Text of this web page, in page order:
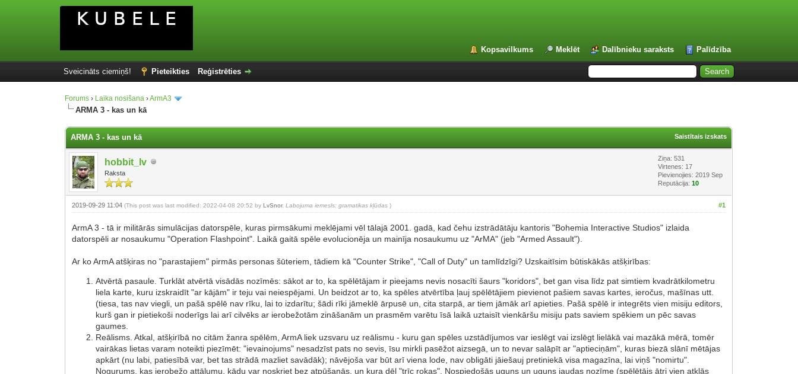
Kopsavilkums Meklēt Dalībnieku saraksts Palīdzība
Sveicināts ciemiņš! Pieteikties Reģistrēties
Forums › Laika nosišana ›ArmA3
ARMA 3 - kas un kā
Saistītais izskats
ARMA 3 - kas un kā
hobbit_lv
Raksta
Ziņa: 531
Virtenes: 17
Pievienojies: 2019 Sep
Reputācija:10
#1
2019-09-29 11:04(This post was last modified: 2022-04-08 20:52 byLvSnor. Labojuma iemesls: gramatikas kļūdas )
ArmA 3 - tā ir militārās simulācijas datorspēle, kuras pirmsākumi meklējami vēl tālajā 2001. gadā, kad čehu izstrādātāju kantoris "Bohemia Interactive Studios" izlaida
datorspēli ar nosaukumu "Operation Flashpoint". Laikā gaitā spēle evolucionēja un mainīja nosaukumu uz "ArMA" (jeb "Armed Assault").
Ar ko ArmA atšķiras no "parastajiem" pirmās personas šūteriem, tādiem kā "Counter Strike", "Call of Duty" un tamlīdzīgi? Uzskaitīsim būtiskākās atšķirības:
Atvērtā pasaule. Turklāt atvērtā visādās nozīmēs: sākot ar to, ka spēlētājam ir pieejams nevis nosacīti šaurs "koridors", bet gan visa līdz pat simtiem kvadrātkilometru
liela karte, kuru izskraidīt "ar kājām" ir teju vai neiespējami. Un beidzot ar to, ka spēles atvērtība ļauj spēlētājiem pievienot pašiem savas kartes, ieročus, mašīnas utt.
(tiesa, tas nav viegli, un pašā spēlē nav rīku, lai to izdarītu; šādi rīki jāmeklē ārpusē un, cita starpā, ar tiem jāmāk arī apieties. Pašā spēlē ir integrēts vien misiju editors,
kurš gan ir pietiekoši noderīgs lai arī cilvēks ar ierobežotām zināšanām un prasmēm varētu īsā laikā uztaisīt vienkāršu misiju pats saviem spēkiem un pēc savas
gaumes.
Reālisms. Atkal, atšķirībā no citām žanra spēlēm, ArmA liek uzsvaru uz reālismu - kuru gan spēles uzstādījumos var ieslēgt vai izslēgt lielākā vai mazākā mērā, tomēr
vairākas lietas varam noteikti piezīmēt: "ievainojums" nesadzīst pats no sevis, īsu mirkli pasēžot aizsegā, un to nevar salāpīt ar "aptieciņām", kuras biezā slānī mētājas
apkārt (nu labi, patiesībā var, bet tas strādā mazliet savādāk); nāvējoša var būt arī viena lode, nav obligāti jāiešauj pretiniekā visa magazīna, lai viņš "nomirtu".
Nogurums, kas ierobežo attālumu, kādu var noskriet bez atpūšanās, un kura dēļ "trīc rokas". Nospiedošās uguns un uguns jaudas nozīme (spēlētājs ātri vien atklās